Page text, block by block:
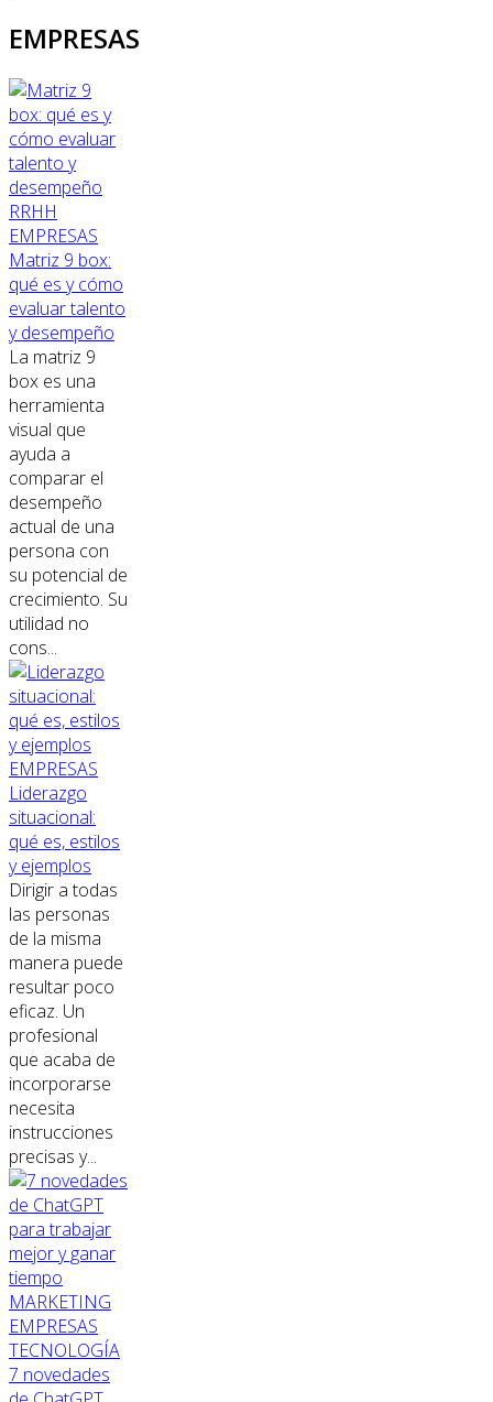
EMPRESAS
RRHH
EMPRESAS
Matriz 9 box:
qué es y cómo
evaluar talento
y desempeño
La matriz 9
box es una
herramienta
visual que
ayuda a
comparar el
desempeño
actual de una
persona con
su potencial de
crecimiento. Su
utilidad no
cons...
EMPRESAS
Liderazgo
situacional:
qué es, estilos
y ejemplos
Dirigir a todas
las personas
de la misma
manera puede
resultar poco
eficaz. Un
profesional
que acaba de
incorporarse
necesita
instrucciones
precisas y...
MARKETING
EMPRESAS
TECNOLOGÍA
7 novedades